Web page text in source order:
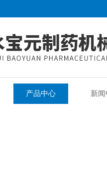
产品中心 新